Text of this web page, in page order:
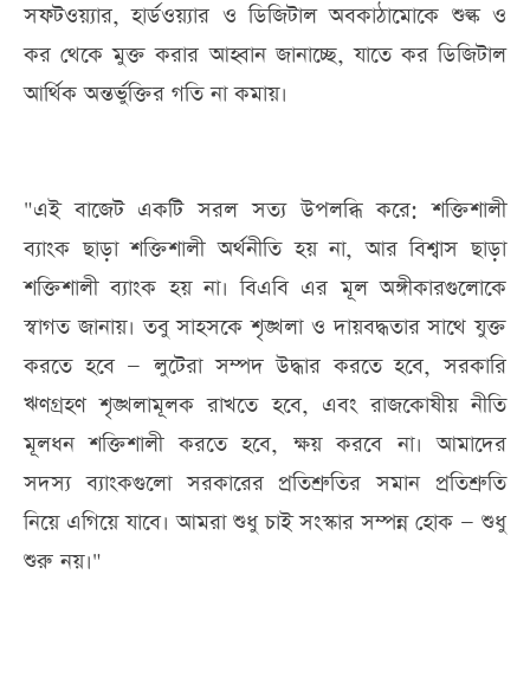
সফটওয়্যার, হার্ডওয়্যার ও ডিজিটাল অবকাঠামোকে শুল্ক ও
কর থেকে মুক্ত করার আহ্বান জানাচ্ছে, যাতে কর ডিজিটাল
আর্থিক অন্তর্ভুক্তির গতি না কমায়।
"এই বাজেট একটি সরল সত্য উপলব্ধি করে: শক্তিশালী
ব্যাংক ছাড়া শক্তিশালী অর্থনীতি হয় না, আর বিশ্বাস ছাড়া
শক্তিশালী ব্যাংক হয় না। বিএবি এর মূল অঙ্গীকারগুলোকে
স্বাগত জানায়। তবু সাহসকে শৃঙ্খলা ও দায়বদ্ধতার সাথে যুক্ত
করতে হবে — লুটেরা সম্পদ উদ্ধার করতে হবে, সরকারি
ঋণগ্রহণ শৃঙ্খলামূলক রাখতে হবে, এবং রাজকোষীয় নীতি
মূলধন শক্তিশালী করতে হবে, ক্ষয় করবে না। আমাদের
সদস্য ব্যাংকগুলো সরকারের প্রতিশ্রুতির সমান প্রতিশ্রুতি
নিয়ে এগিয়ে যাবে। আমরা শুধু চাই সংস্কার সম্পন্ন হোক — শুধু
শুরু নয়।"